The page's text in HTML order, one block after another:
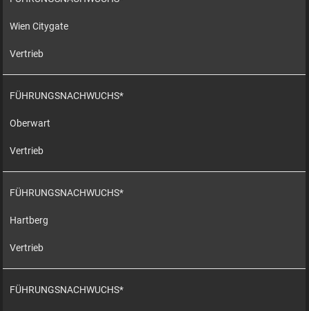
Wien Citygate
Vertrieb
FÜHRUNGSNACHWUCHS*
Oberwart
Vertrieb
FÜHRUNGSNACHWUCHS*
Hartberg
Vertrieb
FÜHRUNGSNACHWUCHS*